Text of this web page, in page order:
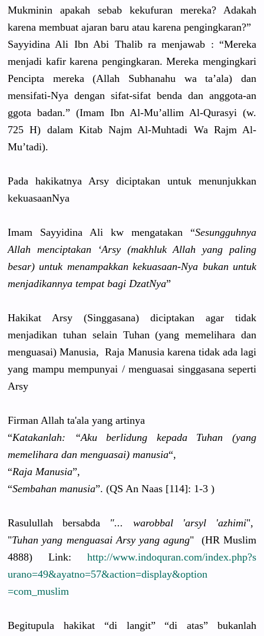
Mukminin apakah sebab kekufuran mereka? Adakah
karena membuat ajaran baru atau karena pengingkaran?”
Sayyidina Ali Ibn Abi Thalib ra menjawab : “Mereka
menjadi kafir karena pengingkaran. Mereka mengingkari
Pencipta mereka (Allah Subhanahu wa ta’ala) dan
mensifati-Nya dengan sifat-sifat benda dan anggota-an
ggota badan.” (Imam Ibn Al-Mu’allim Al-Qurasyi (w.
725 H) dalam Kitab Najm Al-Muhtadi Wa Rajm Al-
Mu’tadi).
Pada hakikatnya Arsy diciptakan untuk menunjukkan
kekuasaanNya
Imam Sayyidina Ali kw mengatakan “Sesungguhnya
Allah menciptakan ‘Arsy (makhluk Allah yang paling
besar) untuk menampakkan kekuasaan-Nya bukan untuk
menjadikannya tempat bagi DzatNya”
Hakikat Arsy (Singgasana) diciptakan agar tidak
menjadikan tuhan selain Tuhan (yang memelihara dan
menguasai) Manusia, Raja Manusia karena tidak ada lagi
yang mampu mempunyai /menguasai singgasana seperti
Arsy
Firman Allah ta'ala yang artinya
“Katakanlah: “Aku berlidung kepada Tuhan (yang
memelihara dan menguasai) manusia“,
“Raja Manusia”,
“Sembahan manusia”. (QS An Naas [114]: 1-3 )
Rasulullah bersabda "... warobbal 'arsyl 'azhimi",
"Tuhan yang menguasai Arsy yang agung" (HR Muslim
4888) Link: http://www.indoquran.com/index.php?s
urano=49&ayatno=57&action=display&option
=com_muslim
Begitupula hakikat “di langit” “di atas” bukanlah